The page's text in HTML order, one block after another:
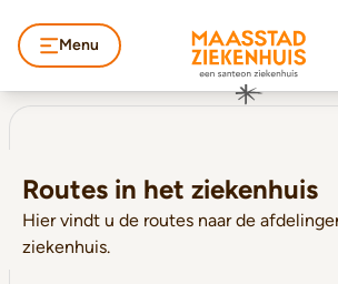
Menu
Routes in het ziekenhuis
Hier vindt u de routes naar de
ziekenhuis.